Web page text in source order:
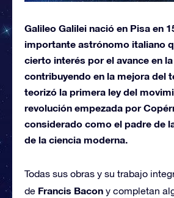
Galileo Galilei nació en Pisa en
importante astrónomo italiano
cierto interés por el avance en
contribuyendo en la mejora del
teorizó la primera ley del
revolución empezada por
considerado como el padre de
de la ciencia moderna.
Todas sus obras y su trabajo
de Francis Bacon y completan